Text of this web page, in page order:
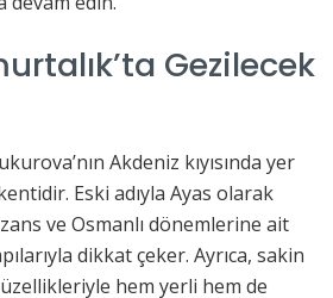
Gezilecek
Akdeniz kıyısında yer
Eski adıyla Ayas olarak
ve Osmanlı dönemlerine ait
dikkat çeker. Ayrıca, sakin
hem yerli hem de